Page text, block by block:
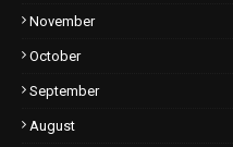
November
October
September
August